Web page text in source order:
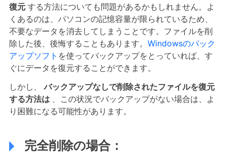
復元 する方法についても問題があるかもしれません。よ
くあるのは、パソコンの記憶容量が限られているため、
不要なデータを消去してしまうことです。ファイルを削
除した後、後悔することもあります。 Windowsのバック
アップソフト を使ってバックアップをとっていれば、す
ぐにデータを復元することができます。
しかし、
バックアップなしで削除されたファイルを復元
する方法は
、この状況でバックアップがない場合は、よ
り困難になる可能性があります。
完全削除の場合：